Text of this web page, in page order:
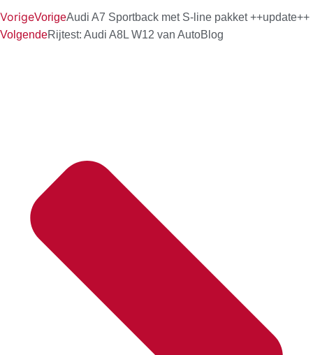
VorigeVorigeAudi A7 Sportback met S-line pakket ++update++
VolgendeRijtest: Audi A8L W12 van AutoBlog